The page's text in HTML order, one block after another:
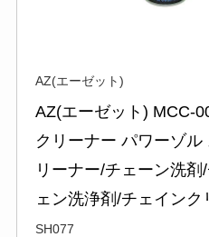
AZ(エーゼット)
AZ(エーゼット) MCC-
クリーナー パワーゾル
リーナー/チェーン洗
ェン洗浄剤/チェイン
SH077